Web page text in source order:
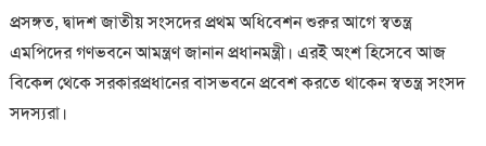
প্রসঙ্গত, দ্বাদশ জাতীয় সংসদের প্রথম অধিবেশন শুরুর আগে স্বতন্ত্র
এমপিদের গণভবনে আমন্ত্রণ জানান প্রধানমন্ত্রী। এরই অংশ হিসেবে আজ
বিকেল থেকে সরকারপ্রধানের বাসভবনে প্রবেশ করতে থাকেন স্বতন্ত্র সংসদ
সদস্যরা।